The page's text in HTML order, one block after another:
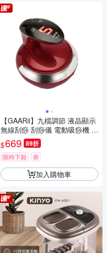
【GAARii】九檔調節 液晶顯示
無線刮痧 刮痧儀 電動吸痧機 拔
罐疏通儀 按摩機 刮痧機 拔罐機
$669 89折
限時下殺 券
加入購物車